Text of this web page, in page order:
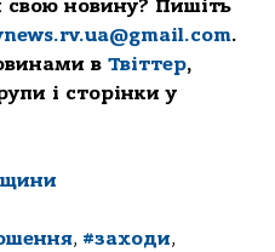
новину? Пишіть
.
в Твіттер,
і сторінки у
, #заходи,